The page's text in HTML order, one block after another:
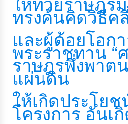
ทุจริต
มาตรการ
ภายใน
ป้องกัน
การ
ทุจริต
ให้ทวยราษฎร์
ทรงค้นคิดวิธีค
และผู้ด้อยโอก
พระราชทาน “
ราษฎรพึ่งพาต
แผ่นดิน
ให้เกิดประโย
โครงการ อันเ